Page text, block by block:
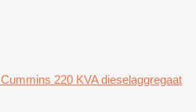
Cummins 220 KVA dieselaggregaat